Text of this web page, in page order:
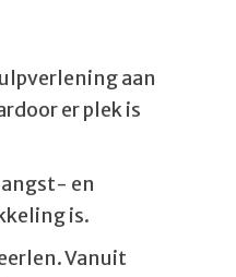
aan
er plek is
en
is.
Vanuit